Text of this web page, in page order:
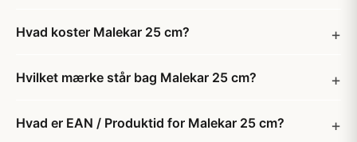
Hvad koster Malekar 25 cm?
Hvilket mærke står bag Malekar 25 cm?
Hvad er EAN / Produktid for Malekar 25 cm?